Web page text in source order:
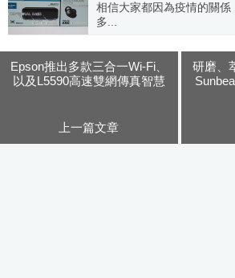
相信大家都因為疫情的關
多...
Epson推出多款三合一Wi-Fi、
以及L5590高速雙網傳真智慧
上一篇文章
研磨、